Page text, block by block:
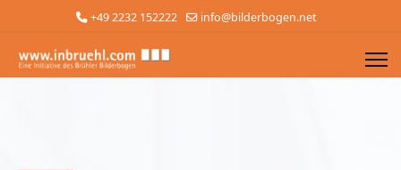
+49 2232 152222 info@bilderbogen.net